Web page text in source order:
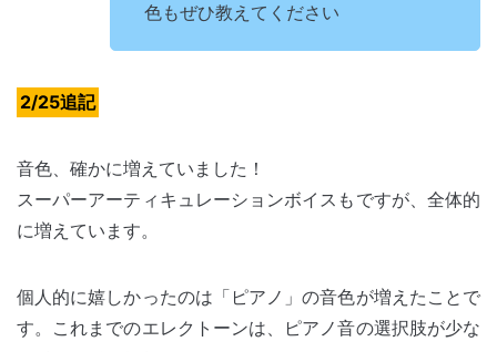
色もぜひ教えてください
2/25追記
音色、確かに増えていました！
スーパーアーティキュレーションボイスもですが、全体的
に増えています。
個人的に嬉しかったのは「ピアノ」の音色が増えたことで
す。これまでのエレクトーンは、ピアノ音の選択肢が少な